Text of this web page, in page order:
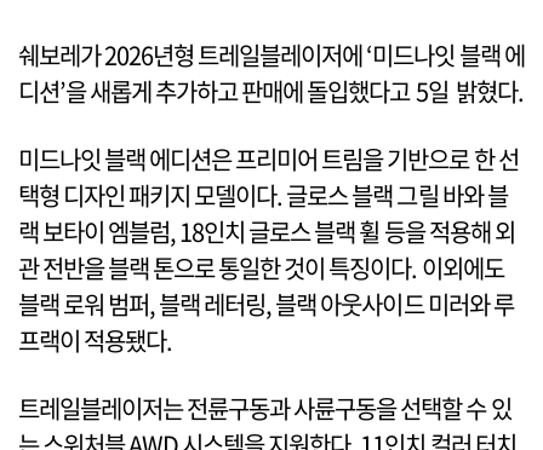
쉐보레가 2026년형 트레일블레이저에 ‘미드나잇 블랙 에
디션’을 새롭게 추가하고 판매에 돌입했다고 5일 밝혔다.
미드나잇 블랙 에디션은 프리미어 트림을 기반으로 한 선
택형 디자인 패키지 모델이다. 글로스 블랙 그릴 바와 블
랙 보타이 엠블럼, 18인치 글로스 블랙 휠 등을 적용해 외
관 전반을 블랙 톤으로 통일한 것이 특징이다. 이외에도
블랙 로워 범퍼, 블랙 레터링, 블랙 아웃사이드 미러와 루
프랙이 적용됐다.
트레일블레이저는 전륜구동과 사륜구동을 선택할 수 있